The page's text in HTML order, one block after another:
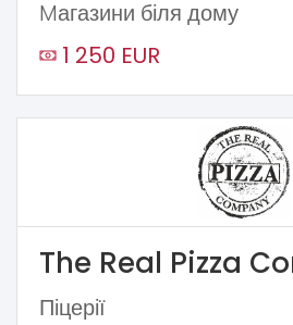
Mагазини біля дому
1 250 EUR
The Real Pizza
Піцерії